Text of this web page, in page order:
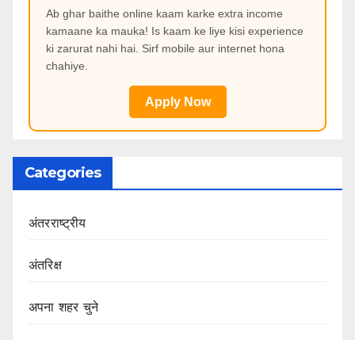
Ab ghar baithe online kaam karke extra income
kamaane ka mauka! Is kaam ke liye kisi experience
ki zarurat nahi hai. Sirf mobile aur internet hona
chahiye.
Apply Now
Categories
अंतरराष्ट्रीय
अंतरिक्ष
अपना शहर चुने